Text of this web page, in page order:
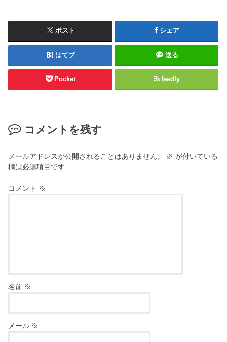
ポスト シェア
はてブ 送る
Pocket feedly
コメントを残す
メールアドレスが公開されることはありません。 ※ が付いている
欄は必須項目です
コメント ※
名前 ※
メール ※